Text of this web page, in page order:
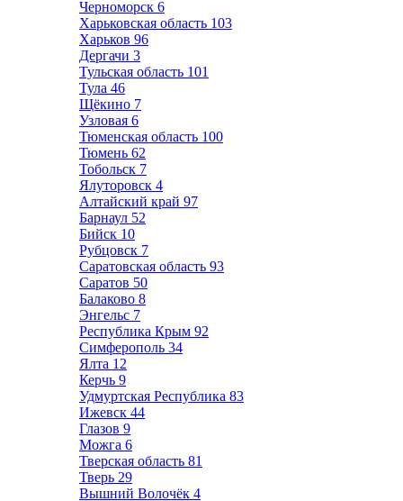
Черноморск 6
Харьковская область 103
Харьков 96
Дергачи 3
Тульская область 101
Тула 46
Щёкино 7
Узловая 6
Тюменская область 100
Тюмень 62
Тобольск 7
Ялуторовск 4
Алтайский край 97
Барнаул 52
Бийск 10
Рубцовск 7
Саратовская область 93
Саратов 50
Балаково 8
Энгельс 7
Республика Крым 92
Симферополь 34
Ялта 12
Керчь 9
Удмуртская Республика 83
Ижевск 44
Глазов 9
Можга 6
Тверская область 81
Тверь 29
Вышний Волочёк 4